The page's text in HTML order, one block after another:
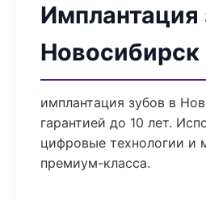
Имплантация
Новосибирск
имплантация зубов в
гарантией до 10 лет.
цифровые технологии и
премиум-класса.